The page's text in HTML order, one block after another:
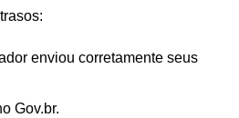
enviou corretamente seus
Gov.br.